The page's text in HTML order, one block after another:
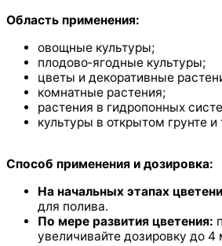
Область применения:
овощные культуры;
плодово‑ягодные культуры;
цветы и декоративные
комнатные растения;
растения в гидропонных
культуры в открытом грунте и
Способ применения и дозировка:
На начальных этапах
для полива.
По мере развития цветения:
увеличивайте дозировку до 4